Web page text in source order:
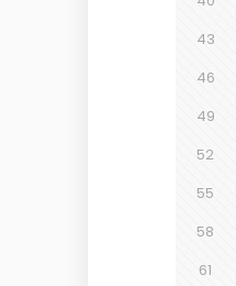
43
46
49
52
55
58
61